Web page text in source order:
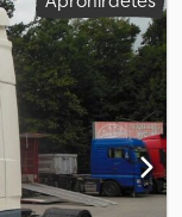
, = További
információk =
anyag: Beton
Tengely 1:
Tengely 2:
Gumiabroncs
315/80R22.5